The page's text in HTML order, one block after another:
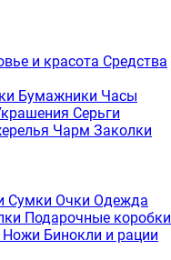
и красота Средства
Бумажники Часы
Серьги
Чарм Заколки
Сумки Очки Одежда
Подарочные коробки
Ножи Бинокли и рации